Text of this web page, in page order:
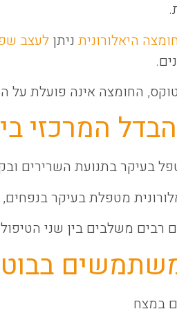
חומצה היאלורונית ניתן לעצב
החומצה אינה פועלת
המרכזי
בעיקר בתנועת השרירים
מטפלת בעיקר
רבים משלבים בין שני
במצח